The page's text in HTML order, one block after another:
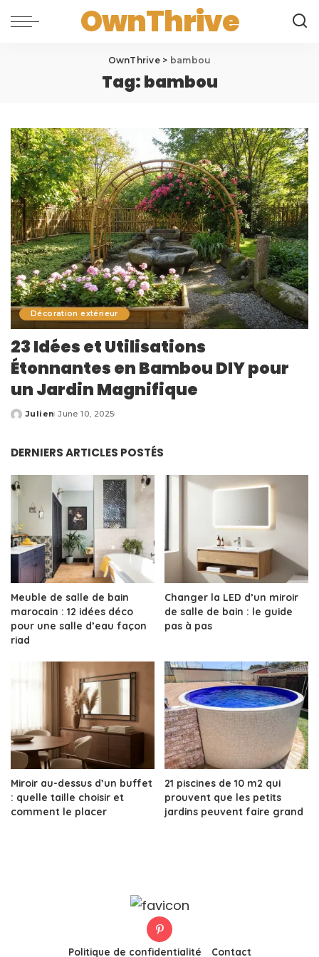
OwnThrive
OwnThrive > bambou
Tag:bambou
Décoration extérieur
23 Idées et Utilisations
Étonnantes en Bambou DIY pour
un Jardin Magnifique
Posted
Julien June 10, 2025
DERNIERS ARTICLES POSTÉS
Meuble de salle de bain
marocain : 12 idées déco
pour une salle d’eau façon
riad
Changer la LED d’un miroir
de salle de bain : le guide
pas à pas
Miroir au-dessus d’un buffet
: quelle taille choisir et
comment le placer
21 piscines de 10 m2 qui
prouvent que les petits
jardins peuvent faire grand
Politique de confidentialité Contact